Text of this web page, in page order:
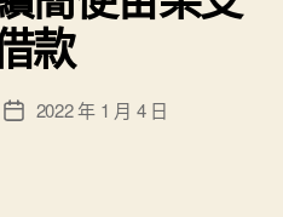
款
文 2022 年 1 月 4 日